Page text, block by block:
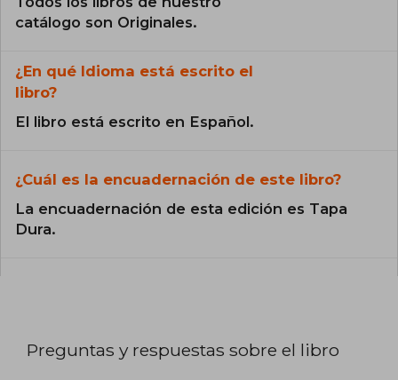
catálogo son Originales.
¿En qué Idioma está escrito el
libro?
El libro está escrito en Español.
¿Cuál es la encuadernación de este libro?
La encuadernación de esta edición es Tapa
Dura.
Preguntas y respuestas sobre el libro